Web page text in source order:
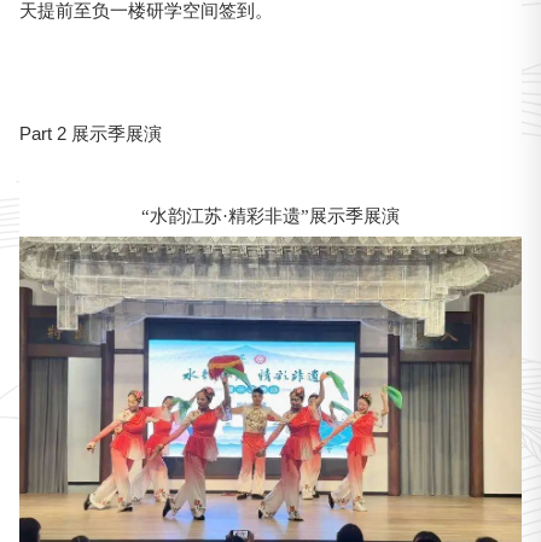
天提前至负一楼研学空间签到。
Part 2 展示季展演
“水韵江苏·精彩非遗”展示季展演